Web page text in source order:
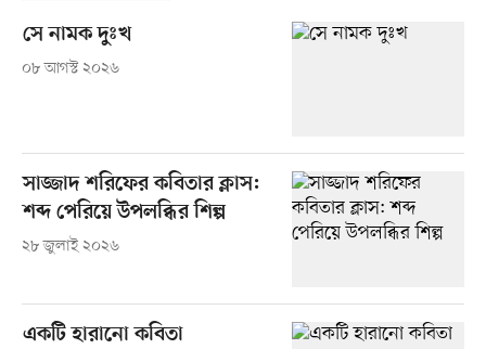
সে নামক দুঃখ
০৮ আগস্ট ২০২৬
সাজ্জাদ শরিফের কবিতার ক্লাস:
শব্দ পেরিয়ে উপলব্ধির শিল্প
২৮ জুলাই ২০২৬
একটি হারানো কবিতা